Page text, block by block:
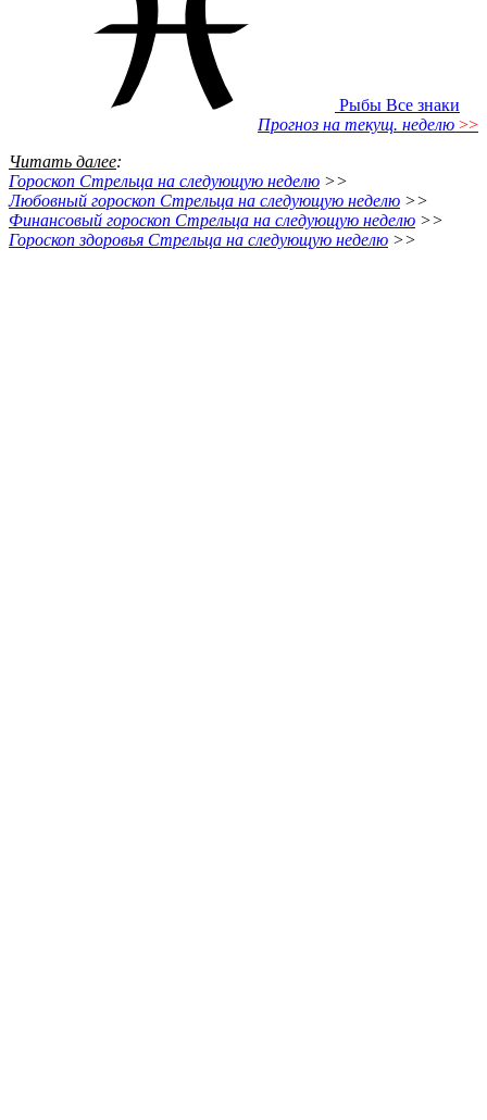
Рыбы Все знаки
Прогноз на текущ. неделю >>
Читать далее:
Гороскоп Стрельца на следующую неделю >>
Любовный гороскоп Стрельца на следующую неделю >>
Финансовый гороскоп Стрельца на следующую неделю >>
Гороскоп здоровья Стрельца на следующую неделю >>